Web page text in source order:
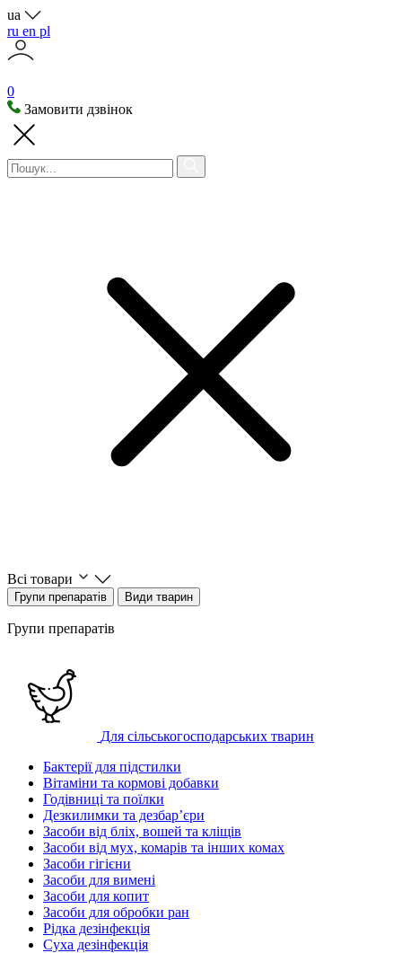
ua
ru en pl
0
Замовити дзвінок
Всі товари
Групи препаратів Види тварин
Групи препаратів
Для сільськогосподарських тварин
Бактерії для підстилки
Вітаміни та кормові добавки
Годівниці та поїлки
Дезкилимки та дезбарʼєри
Засоби від бліх, вошей та кліщів
Засоби від мух, комарів та інших комах
Засоби гігієни
Засоби для вимені
Засоби для копит
Засоби для обробки ран
Рідка дезінфекція
Суха дезінфекція